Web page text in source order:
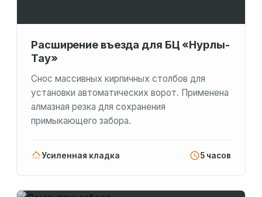
Расширение въезда для БЦ «Нурлы-
Тау»
Снос массивных кирпичных столбов для
установки автоматических ворот. Применена
алмазная резка для сохранения
примыкающего забора.
Усиленная кладка 5 часов